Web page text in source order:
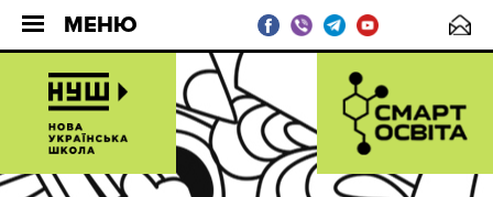
МЕНЮ